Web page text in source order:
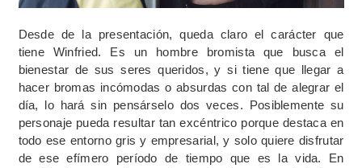
Desde de la presentación, queda claro el carácter que
tiene Winfried. Es un hombre bromista que busca el
bienestar de sus seres queridos, y si tiene que llegar a
hacer bromas incómodas o absurdas con tal de alegrar el
día, lo hará sin pensárselo dos veces. Posiblemente su
personaje pueda resultar tan excéntrico porque destaca en
todo ese entorno gris y empresarial, y solo quiere disfrutar
de ese efímero período de tiempo que es la vida. En